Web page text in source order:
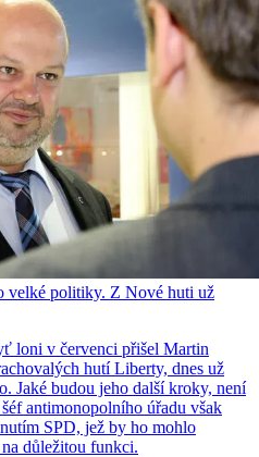
velké politiky. Z Nové huti už
loni v červenci přišel Martin
hutí Liberty, dnes už
Jaké budou jeho další kroky, není
antimonopolního úřadu však
SPD, jež by ho mohlo
důležitou funkci.